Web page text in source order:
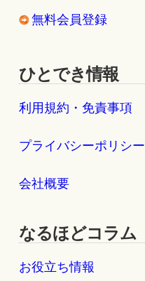
無料会員登録
ひとでき情報
利用規約・免責事項
プライバシーポリシー
会社概要
なるほどコラム
お役立ち情報